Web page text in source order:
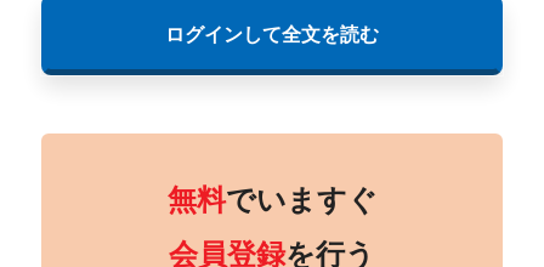
ログインして全文を読む
無料でいますぐ
会員登録を行う